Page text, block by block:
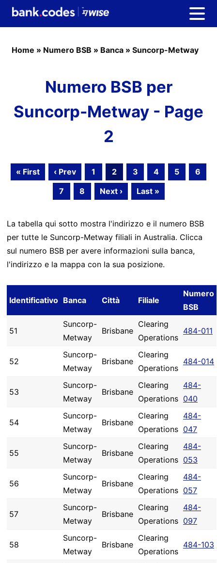
Home » Numero BSB » Banca » Suncorp-Metway
Numero BSB per
Suncorp-Metway - Page
2
« First ‹ Prev 1 2 3 4 5
6
7
8 Next › Last »
La tabella qui sotto mostra l'indirizzo e il numero BSB
per tutte le Suncorp-Metway filiali in Australia. Clicca
sul numero BSB per avere informazioni sulla banca,
l'indirizzo e la mappa con la sua posizione.
Identificativo Banca Città Filiale
Numero
BSB
51
Suncorp-
Metway
Brisbane
Clearing
Operations
484-011
52
Suncorp-
Metway
Brisbane
Clearing
Operations
484-014
53
Suncorp-
Metway
Brisbane
Clearing
Operations
484-
040
54
Suncorp-
Metway
Brisbane
Clearing
Operations
484-
047
55
Suncorp-
Metway
Brisbane
Clearing
Operations
484-
053
56
Suncorp-
Metway
Brisbane
Clearing
Operations
484-
057
57
Suncorp-
Metway
Brisbane
Clearing
Operations
484-
097
58
Suncorp-
Metway
Brisbane
Clearing
Operations
484-103